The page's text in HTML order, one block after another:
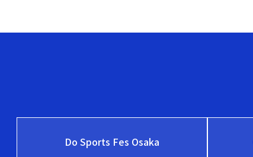
Do Sports Fes Osaka